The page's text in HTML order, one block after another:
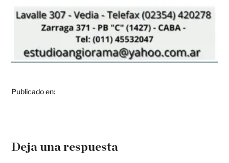
Publicado en:
Deja una respuesta